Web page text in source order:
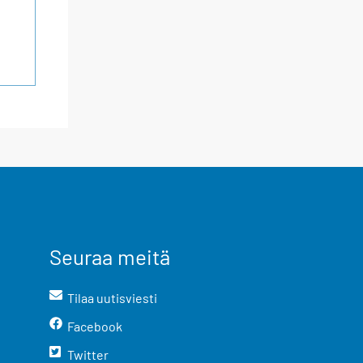
Seuraa meitä
Tilaa uutisviesti
Facebook
Twitter